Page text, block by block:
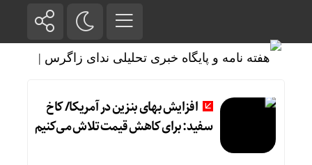
افزایش بهای بنزین در آمریکا/ کاخ
سفید: برای کاهش قیمت تلاش می‌کنیم